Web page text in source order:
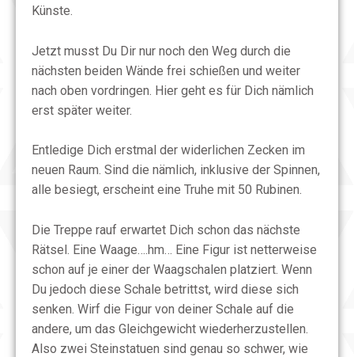
Künste.
Jetzt musst Du Dir nur noch den Weg durch die
nächsten beiden Wände frei schießen und weiter
nach oben vordringen. Hier geht es für Dich nämlich
erst später weiter.
Entledige Dich erstmal der widerlichen Zecken im
neuen Raum. Sind die nämlich, inklusive der Spinnen,
alle besiegt, erscheint eine Truhe mit 50 Rubinen.
Die Treppe rauf erwartet Dich schon das nächste
Rätsel. Eine Waage….hm… Eine Figur ist netterweise
schon auf je einer der Waagschalen platziert. Wenn
Du jedoch diese Schale betrittst, wird diese sich
senken. Wirf die Figur von deiner Schale auf die
andere, um das Gleichgewicht wiederherzustellen.
Also zwei Steinstatuen sind genau so schwer, wie